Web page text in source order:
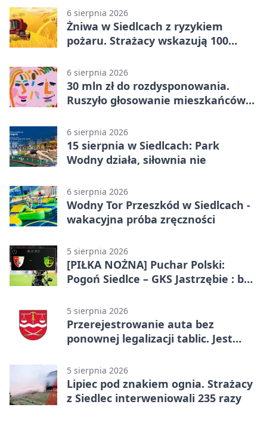
6 sierpnia 2026
Żniwa w Siedlcach z ryzykiem
pożaru. Strażacy wskazują 100
6 sierpnia 2026
30 mln zł do rozdysponowania.
Ruszyło głosowanie mieszkańców
6 sierpnia 2026
15 sierpnia w Siedlcach: Park
Wodny działa, siłownia nie
6 sierpnia 2026
Wodny Tor Przeszkód w Siedlcach -
wakacyjna próba zręczności
5 sierpnia 2026
[PIŁKA NOŻNA] Puchar Polski:
Pogoń Siedlce – GKS Jastrzębie : bez
5 sierpnia 2026
Przerejestrowanie auta bez
ponownej legalizacji tablic. Jest
5 sierpnia 2026
Lipiec pod znakiem ognia. Strażacy
z Siedlec interweniowali 235 razy